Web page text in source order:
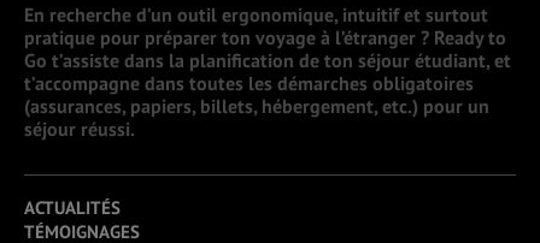
En recherche d’un outil ergonomique, intuitif et surtout
pratique pour préparer ton voyage à l’étranger ? Ready to
Go t’assiste dans la planification de ton séjour étudiant, et
t’accompagne dans toutes les démarches obligatoires
(assurances, papiers, billets, hébergement, etc.) pour un
séjour réussi.
ACTUALITÉS
TÉMOIGNAGES